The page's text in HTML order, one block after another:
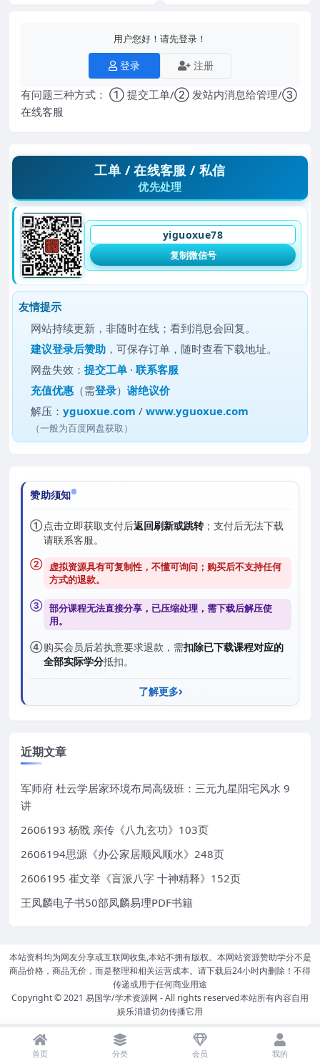
用户您好！请先登录！
登录 注册
有问题三种方式： ① 提交工单/② 发站内消息给管理/③
在线客服
工单 / 在线客服 / 私信
优先处理
yiguoxue78
复制微信号
友情提示
网站持续更新，非随时在线；看到消息会回复。
建议登录后赞助 ，可保存订单，随时查看下载地址。
网盘失效：提交工单 ·联系客服
充值优惠 （需登录）谢绝议价
解压：yguoxue.com /www.yguoxue.com
（一般为百度网盘获取）
赞助须知
①点击立即获取支付后返回刷新或跳转；支付后无法下载
请联系客服。
② 虚拟资源具有可复制性，不懂可询问；购买后不支持任何
方式的退款。
③ 部分课程无法直接分享，已压缩处理，需下载后解压使
用。
④购买会员后若执意要求退款，需扣除已下载课程对应的
全部实际学分抵扣。
了解更多
近期文章
军师府 杜云学居家环境布局高级班：三元九星阳宅风水 9
讲
2606193 杨戬 亲传《八九玄功》103页
2606194思源《办公家居顺风顺水》248页
2606195 崔文举《盲派八字 十神精释》152页
王凤麟电子书50部凤麟易理PDF书籍
本站资料均为网友分享或互联网收集,本站不拥有版权。本网站资源赞助学分不是
商品价格，商品无价，而是整理和相关运营成本。请下载后24小时内删除！不得
传递或用于任何商业用途
Copyright © 2021 易国学/学术资源网 - All rights reserved本站所有内容自用
娱乐消遣切勿传播它用
首页 分类 会员 我的